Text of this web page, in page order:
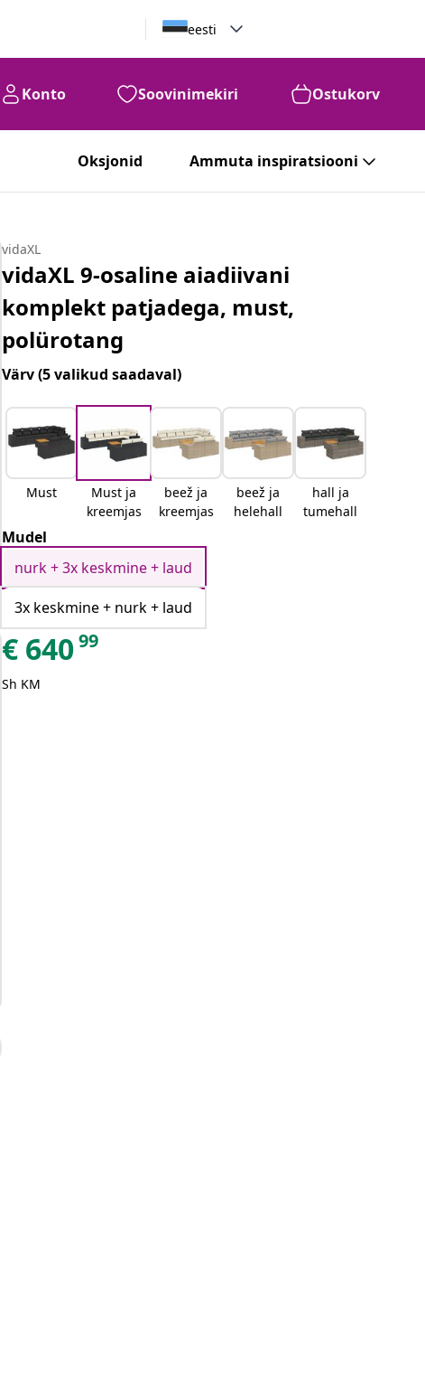
eesti
Konto Soovinimekiri Ostukorv
Oksjonid Ammuta inspiratsiooni
vidaXL
vidaXL 9-osaline aiadiivani
komplekt patjadega, must,
polürotang
Värv(5 valikud saadaval)
Must
Must ja
kreemjas
beež ja
kreemjas
beež ja
helehall
hall ja
tumehall
Mudel
nurk + 3x keskmine + laud
3x keskmine + nurk + laud
€ 64099
Sh KM